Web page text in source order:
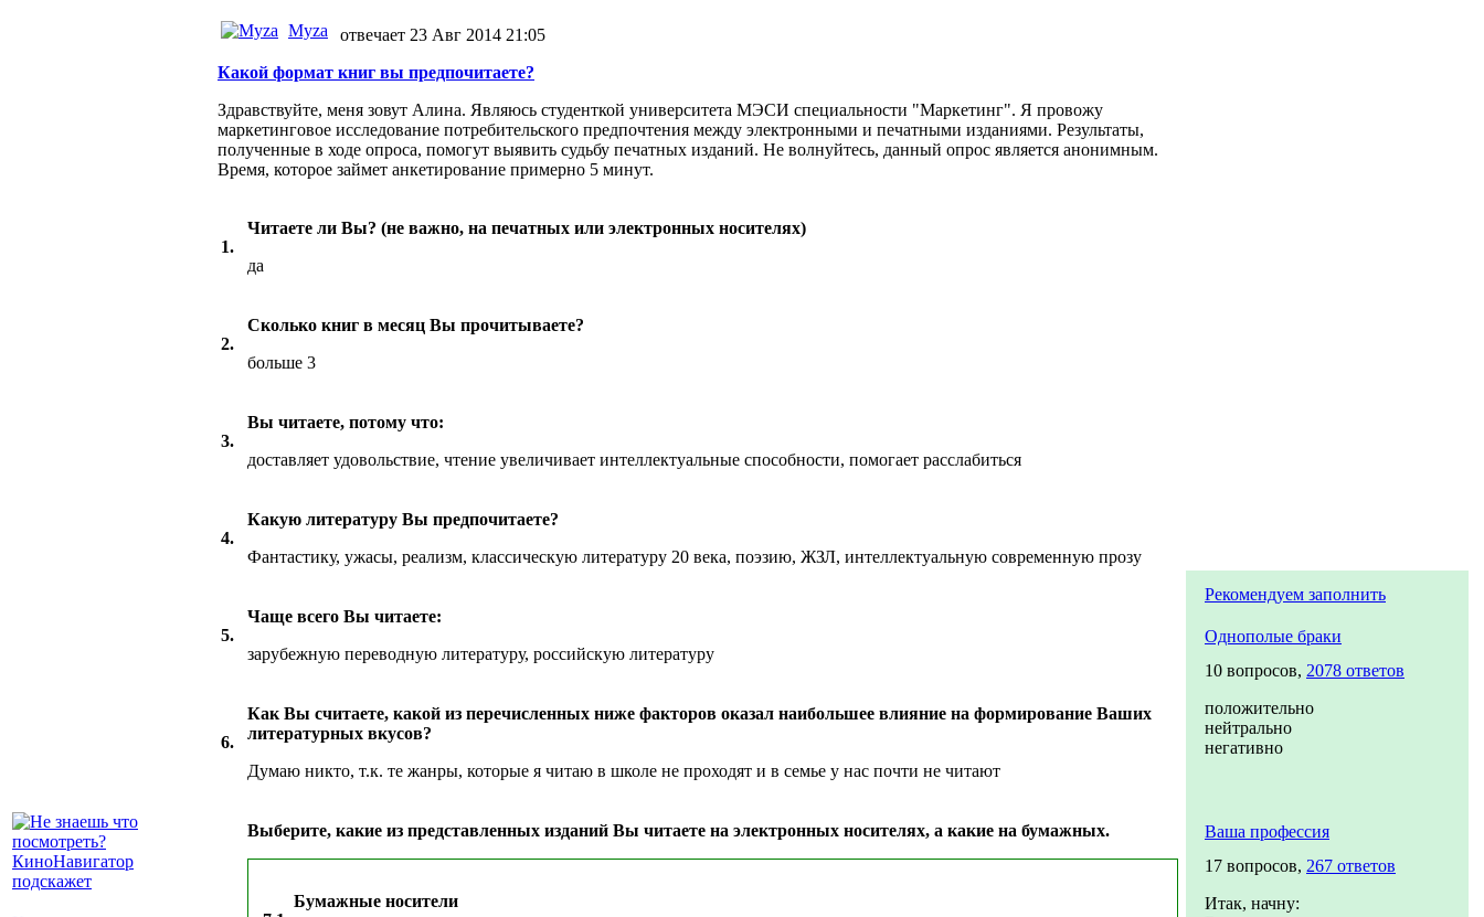
Myza
отвечает 23 Авг 2014 21:05
Какой формат книг вы предпочитаете?
Здравствуйте, меня зовут Алина. Являюсь студенткой университета МЭСИ специальности "Маркетинг". Я провожу
маркетинговое исследование потребительского предпочтения между электронными и печатными изданиями. Результаты,
полученные в ходе опроса, помогут выявить судьбу печатных изданий. Не волнуйтесь, данный опрос является анонимным.
Время, которое займет анкетирование примерно 5 минут.
1.
Читаете ли Вы? (не важно, на печатных или электронных носителях)
да
2.
Сколько книг в месяц Вы прочитываете?
больше 3
3.
Вы читаете, потому что:
доставляет удовольствие, чтение увеличивает интеллектуальные способности, помогает расслабиться
4.
Какую литературу Вы предпочитаете?
Фантастику, ужасы, реализм, классическую литературу 20 века, поэзию, ЖЗЛ, интеллектуальную современную прозу
5.
Чаще всего Вы читаете:
зарубежную переводную литературу, российскую литературу
6.
Как Вы считаете, какой из перечисленных ниже факторов оказал наибольшее влияние на формирование Ваших
литературных вкусов?
Думаю никто, т.к. те жанры, которые я читаю в школе не проходят и в семье у нас почти не читают
Выберите, какие из представленных изданий Вы читаете на электронных носителях, а какие на бумажных.
Бумажные носители
Рекомендуем заполнить
Однополые браки
10 вопросов, 2078 ответов
положительно
нейтрально
негативно
Ваша профессия
17 вопросов, 267 ответов
Итак, начну: